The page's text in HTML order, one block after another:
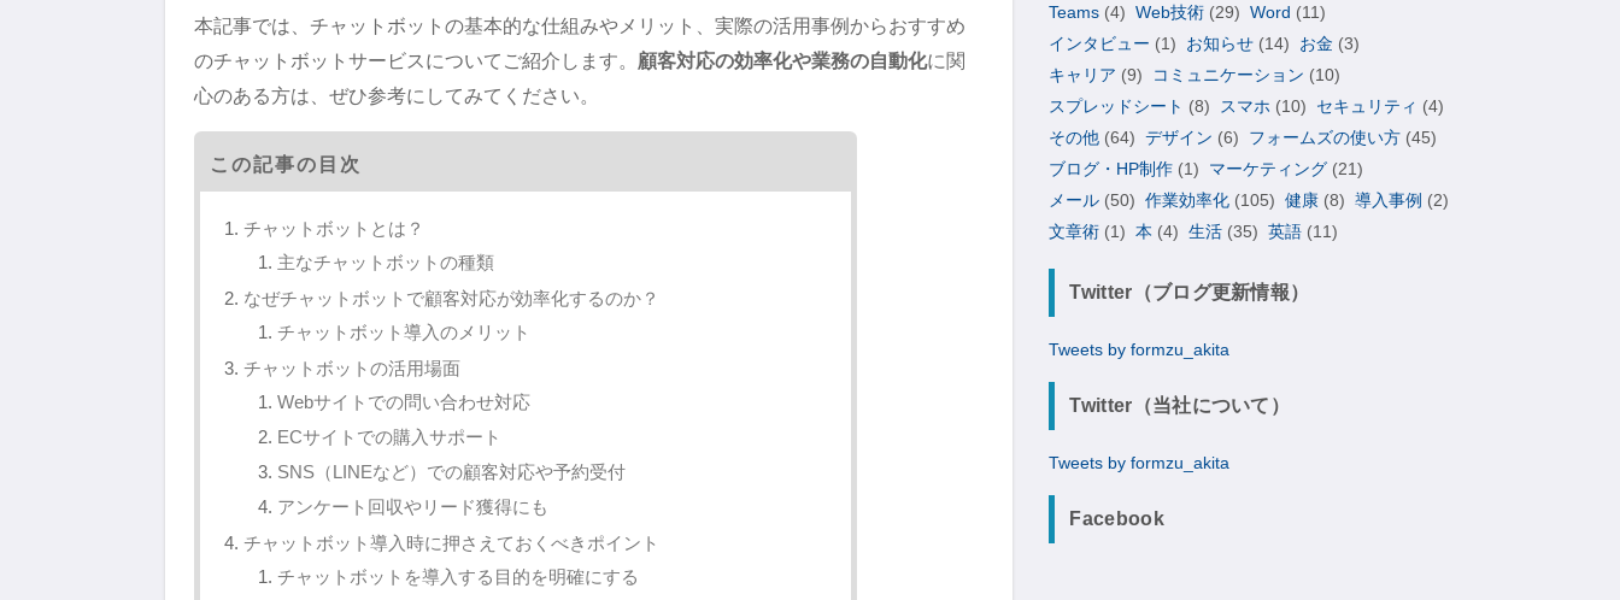
本記事では、チャットボットの基本的な仕組みやメリット、実際の活用事例からおすすめ
のチャットボットサービスについてご紹介します。 顧客対応の効率化や業務の自動化に関
心のある方は、ぜひ参考にしてみてください。
この記事の目次
チャットボットとは？
主なチャットボットの種類
なぜチャットボットで顧客対応が効率化するのか？
チャットボット導入のメリット
チャットボットの活用場面
Webサイトでの問い合わせ対応
ECサイトでの購入サポート
SNS（LINEなど）での顧客対応や予約受付
アンケート回収やリード獲得にも
チャットボット導入時に押さえておくべきポイント
チャットボットを導入する目的を明確にする
Teams (4) Web技術 (29) Word (11)
インタビュー (1) お知らせ (14) お金 (3)
キャリア (9) コミュニケーション (10)
スプレッドシート (8) スマホ (10) セキュリティ (4)
その他 (64) デザイン (6) フォームズの使い方 (45)
ブログ・HP制作 (1) マーケティング (21)
メール (50) 作業効率化 (105) 健康 (8) 導入事例 (2)
文章術 (1) 本 (4) 生活 (35) 英語 (11)
Twitter（ブログ更新情報）
Tweets by formzu_akita
Twitter（当社について）
Tweets by formzu_akita
Facebook